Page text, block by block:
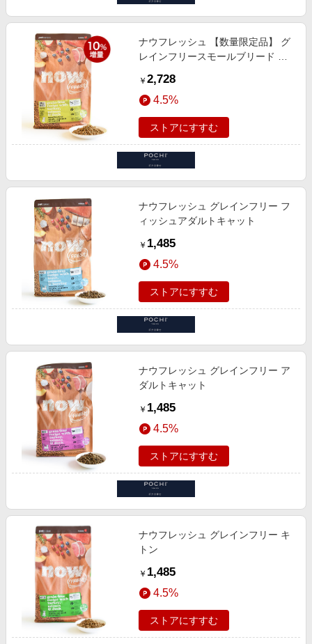
ナウフレッシュ 【数量限定品】 グ
レインフリースモールブリード パ
￥ 2,728
4.5%
ストアにすすむ
ナウフレッシュ グレインフリー フ
ィッシュアダルトキャット
￥ 1,485
4.5%
ストアにすすむ
ナウフレッシュ グレインフリー ア
ダルトキャット
￥ 1,485
4.5%
ストアにすすむ
ナウフレッシュ グレインフリー キ
トン
￥ 1,485
4.5%
ストアにすすむ